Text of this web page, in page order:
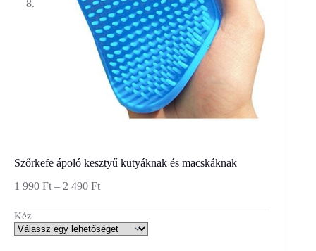
Szőrkefe ápoló kesztyű kutyáknak és macskáknak
1 990 Ft – 2 490 FtÁrtartomány:
990 Ft
-
2
Kéz